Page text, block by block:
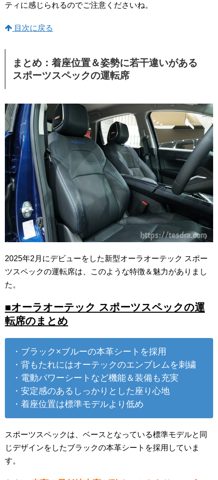
ティに感じられるのでご注意くださいね。
目次に戻る
まとめ：着座位置＆姿勢に若干違いがある
スポーツスペックの運転席
2025年2月にデビューをした新型オーラオーテック スポー
ツスペックの運転席は、このような特徴＆魅力がありまし
た。
■オーラオーテック スポーツスペックの運
転席のまとめ
・ブラック×ブルーの本革シートを採用
・背もたれにはオーテックのエンブレムを刺繍
・電動パワーシートなど機能＆装備も充実
・安定感のあるしっかりとした座り心地
・着座位置は標準モデルより低め
スポーツスペックは、ベースとなっている標準モデルと同
じデザインをしたブラックの本革シートを採用していま
す。